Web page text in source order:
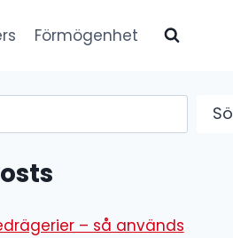
Förmögenhet
– så används